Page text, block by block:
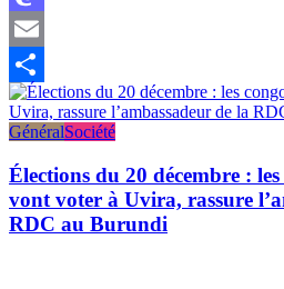
Mastodon
Email
Partager
GénéralSociété
Élections du 20 décembre :
vont voter à Uvira, rassure
RDC au Burundi